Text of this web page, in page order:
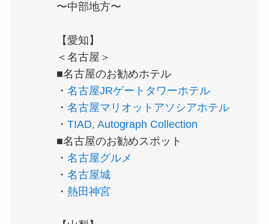
〜中部地方〜
【愛知】
＜名古屋＞
■名古屋のお勧めホテル
・名古屋JRゲートタワーホテル
・名古屋マリオットアソシアホテル
・TIAD, Autograph Collection
■名古屋のお勧めスポット
・名古屋グルメ
・名古屋城
・熱田神宮